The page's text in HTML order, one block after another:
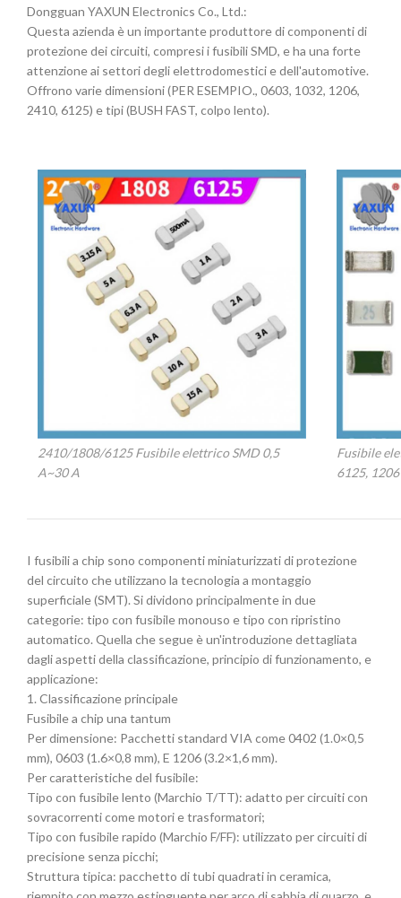
Dongguan YAXUN Electronics Co., Ltd.:
Questa azienda è un importante produttore di componenti di
protezione dei circuiti, compresi i fusibili SMD, e ha una forte
attenzione ai settori degli elettrodomestici e dell'automotive.
Offrono varie dimensioni (PER ESEMPIO., 0603, 1032, 1206,
2410, 6125) e tipi (BUSH FAST, colpo lento).
2410/1808/6125 Fusibile elettrico SMD 0,5
A~30 A
Fusibile
6125,
I fusibili a chip sono componenti miniaturizzati di protezione
del circuito che utilizzano la tecnologia a montaggio
superficiale (SMT). Si dividono principalmente in due
categorie: tipo con fusibile monouso e tipo con ripristino
automatico. Quella che segue è un'introduzione dettagliata
dagli aspetti della classificazione, principio di funzionamento, e
applicazione:
1. Classificazione principale
‌Fusibile a chip una tantum‌
Per dimensione: Pacchetti standard VIA come 0402 (1.0×0,5
mm), 0603 (1.6×0,8 mm), E 1206 (3.2×1,6 mm).
Per caratteristiche del fusibile:
Tipo con fusibile lento (Marchio T/TT): adatto per circuiti con
sovracorrenti come motori e trasformatori;
Tipo con fusibile rapido (Marchio F/FF): utilizzato per circuiti di
precisione senza picchi;
Struttura tipica: pacchetto di tubi quadrati in ceramica,